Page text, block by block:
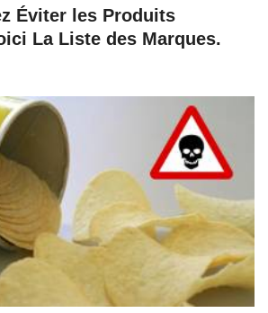
Éviter les Produits
La Liste des Marques.